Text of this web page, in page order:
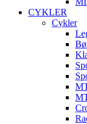
CYKLER
Cykler